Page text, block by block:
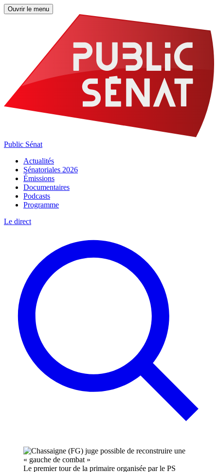
Ouvrir le menu
Public Sénat
Actualités
Sénatoriales 2026
Émissions
Documentaires
Podcasts
Programme
Le direct
Le premier tour de la primaire organisée par le PS